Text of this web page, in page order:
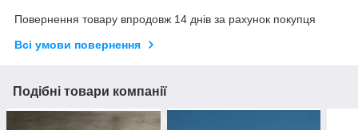
Повернення товару впродовж 14 днів за рахунок покупця
Всі умови повернення
Подібні товари компанії